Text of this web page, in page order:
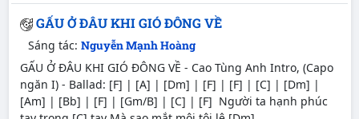
GẤU Ở ĐÂU KHI GIÓ ĐÔNG VỀ
Sáng tác: Nguyễn Mạnh Hoàng
GẤU Ở ĐÂU KHI GIÓ ĐÔNG VỀ - Cao Tùng Anh Intro, (Capo
ngăn I) - Ballad: [F] | [A] | [Dm] | [F] | [F] | [C] | [Dm] |
[Am] | [Bb] | [F] | [Gm/B] | [C] | [F] Người ta hạnh phúc